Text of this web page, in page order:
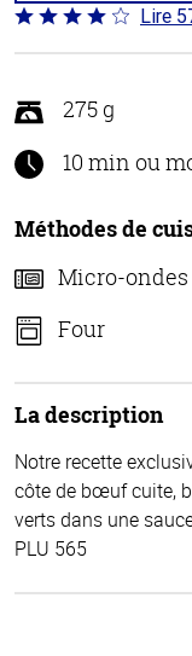
Coté
4.2 sur
Lire
275 g
10 min ou
Méthodes de
Micro-ondes
Four
La description
Notre recette
côte de bœuf cuite,
verts dans une
PLU 565